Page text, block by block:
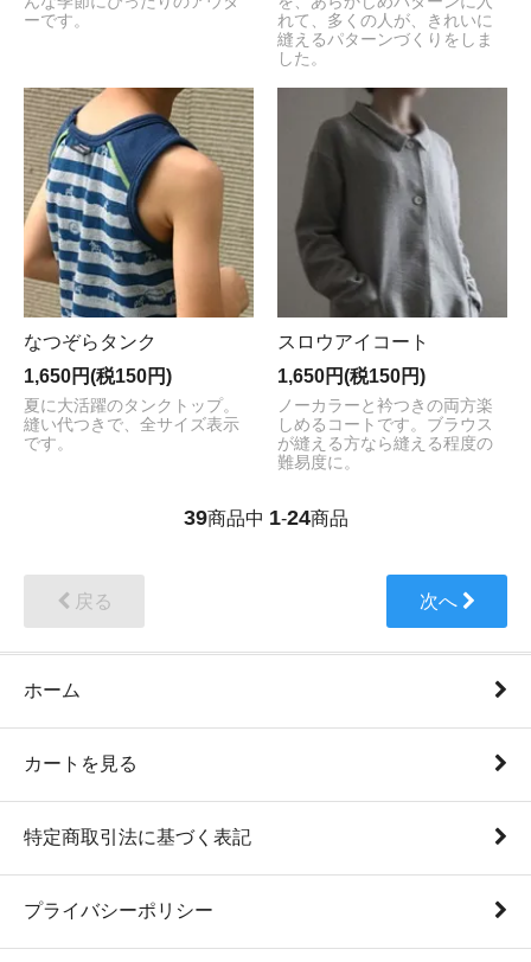
ーです。
れて、多くの人が、きれいに
縫えるパターンづくりをしま
した。
なつぞらタンク
1,650円(税150円)
夏に大活躍のタンクトップ。
縫い代つきで、全サイズ表示
です。
スロウアイコート
1,650円(税150円)
ノーカラーと衿つきの両方楽
しめるコートです。ブラウス
が縫える方なら縫える程度の
難易度に。
39商品中 1-24商品
戻る 次へ
ホーム
カートを見る
特定商取引法に基づく表記
プライバシーポリシー